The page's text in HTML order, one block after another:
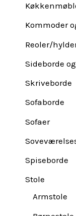
Kommoder
Reoler/
Sideborde
Skriveborde
Sofaborde
Sofaer
Spiseborde
Stole
Armstole